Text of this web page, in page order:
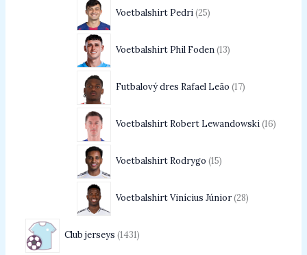
Voetbalshirt Pedri 25
Voetbalshirt Phil Foden 13
Futbalový dres Rafael Leão 17
Voetbalshirt Robert Lewandowski 16
Voetbalshirt Rodrygo 15
Voetbalshirt Vinícius Júnior 28
Club jerseys 1431